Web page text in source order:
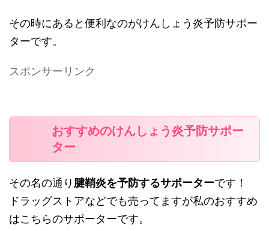
その時にあると便利なのがけんしょう炎予防サポー
ターです。
スポンサーリンク
おすすめのけんしょう炎予防サポー
ター
その名の通り 腱鞘炎を予防するサポーターです！
ドラッグストアなどでも売ってますが私のおすすめ
はこちらのサポーターです。